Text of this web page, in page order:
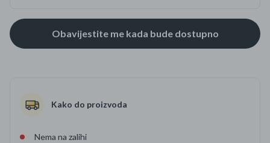
Kako do proizvoda
Nema na zalihi